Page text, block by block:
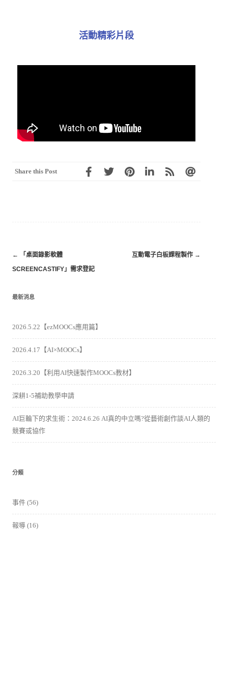
活動精彩片段​
Share this Post
←
「桌面錄影軟體
SCREENCASTIFY」需求登記
互動電子白板課程製作 →
最新消息
2026.5.22【ezMOOCs應用篇】
2026.4.17【AI×MOOCs】
2026.3.20【利用AI快速製作MOOCs教材】
深耕1-5補助教學申請
AI巨輪下的求生術：2024.6.26 AI真的中立嗎?從藝術創作談AI人類的
競賽或協作
分類
事件 (56)
報導 (16)